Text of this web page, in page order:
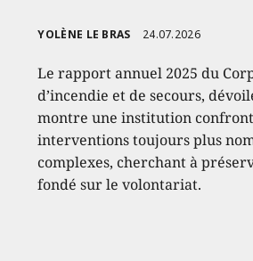
YOLÈNE LE BRAS 24.07.2026
Le rapport annuel 2025 du
d’incendie et de secours,
montre une institution
interventions toujours plus
complexes, cherchant à
fondé sur le volontariat.